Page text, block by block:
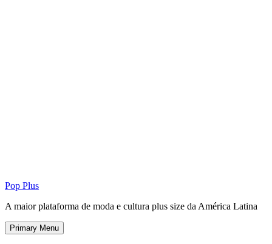
Pop Plus
A maior plataforma de moda e cultura plus size da América Latina
Primary Menu